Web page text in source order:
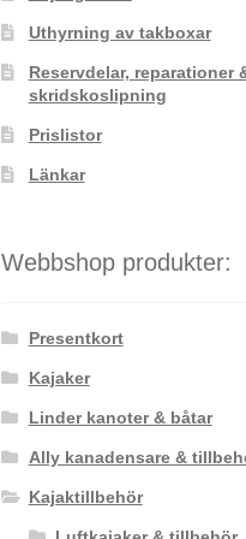
Uthyrning av takboxar
Reservdelar, reparationer
skridskoslipning
Prislistor
Länkar
Webbshop produkter:
Presentkort
Kajaker
Linder kanoter & båtar
Ally kanadensare &
Kajaktillbehör